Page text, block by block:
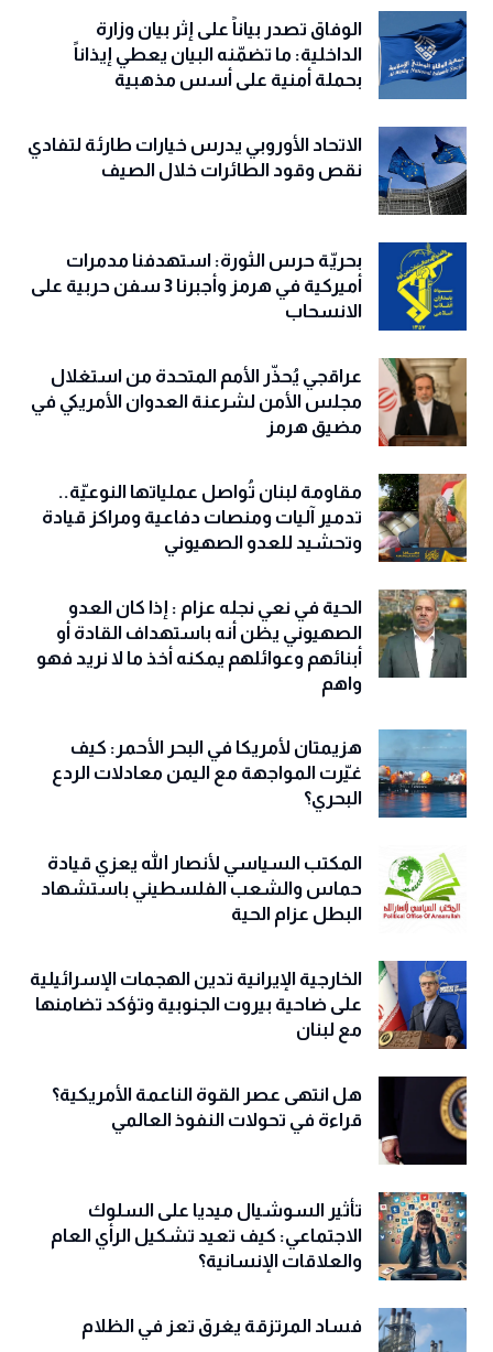
الوفاق تصدر بياناً على إثر بيان وزارة
الداخلية: ما تضمّنه البيان يعطي إيذاناً
بحملة أمنية على أسس مذهبية
الاتحاد الأوروبي يدرس خيارات طارئة لتفادي
نقص وقود الطائرات خلال الصيف
بحريّة حرس الثورة: استهدفنا مدمرات
أميركية في هرمز وأجبرنا 3 سفن حربية على
الانسحاب
عراقجي يُحذّر الأمم المتحدة من استغلال
مجلس الأمن لشرعنة العدوان الأمريكي في
مضيق هرمز
مقاومة لبنان تُواصل عملياتها النوعيّة..
تدمير آليات ومنصات دفاعية ومراكز قيادة
وتحشيد للعدو الصهيوني
الحية في نعي نجله عزام : إذا كان العدو
الصهيوني يظن أنه باستهداف القادة أو
أبنائهم وعوائلهم يمكنه أخذ ما لا نريد فهو
واهم
هزيمتان لأمريكا في البحر الأحمر: كيف
غيّرت المواجهة مع اليمن معادلات الردع
البحري؟
المكتب السياسي لأنصار الله يعزي قيادة
حماس والشعب الفلسطيني باستشهاد
البطل عزام الحية
الخارجية الإيرانية تدين الهجمات الإسرائيلية
على ضاحية بيروت الجنوبية وتؤكد تضامنها
مع لبنان
هل انتهى عصر القوة الناعمة الأمريكية؟
قراءة في تحولات النفوذ العالمي
تأثير السوشيال ميديا على السلوك
الاجتماعي: كيف تعيد تشكيل الرأي العام
والعلاقات الإنسانية؟
فساد المرتزقة يغرق تعز في الظلام